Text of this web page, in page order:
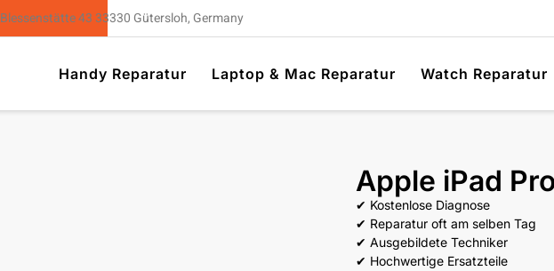
Blessenstätte 43 33330 Gütersloh, Germany
Handy Reparatur Laptop & Mac Reparatur Watch Reparatur
Apple iPad
✔ Kostenlose Diagnose
✔ Reparatur oft am selben Tag
✔ Ausgebildete Techniker
✔ Hochwertige Ersatzteile